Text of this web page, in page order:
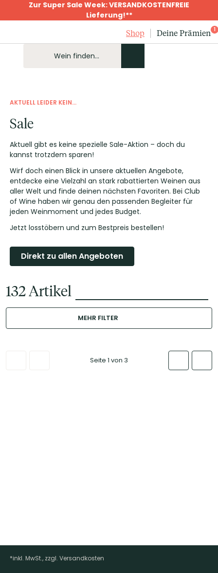
Zur Super Sale Week: VERSANDKOSTENFREIE
Lieferung!**
Shop
Deine Prämien 1
AKTUELL LEIDER KEIN...
Sale
Aktuell gibt es keine spezielle Sale-Aktion – doch du
kannst trotzdem sparen!
Wirf doch einen Blick in unsere aktuellen Angebote,
entdecke eine Vielzahl an stark rabattierten Weinen aus
aller Welt und finde deinen nächsten Favoriten. Bei Club
of Wine haben wir genau den passenden Begleiter für
jeden Weinmoment und jedes Budget.
Jetzt losstöbern und zum Bestpreis bestellen!
Direkt zu allen Angeboten
132Artikel
MEHR FILTER
Seite 1 von 3
Footer-Menü
*inkl. MwSt., zzgl. Versandkosten